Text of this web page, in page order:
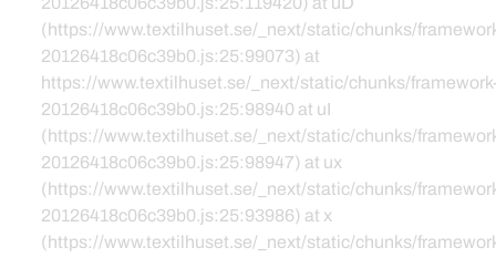
(https://www.textilhuset.se/_next/static/chunks/
20126418c06c39b0.js:25:99073) at
https://www.textilhuset.se/_next/static/chunks/
20126418c06c39b0.js:25:98940 at uI
(https://www.textilhuset.se/_next/static/chunks/
20126418c06c39b0.js:25:98947) at ux
(https://www.textilhuset.se/_next/static/chunks/
20126418c06c39b0.js:25:93986) at x
(https://www.textilhuset.se/_next/static/chunks/